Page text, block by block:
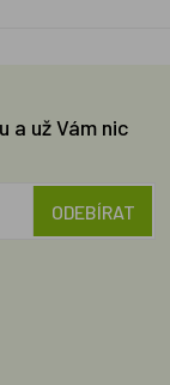
a už Vám nic
ODEBÍRAT